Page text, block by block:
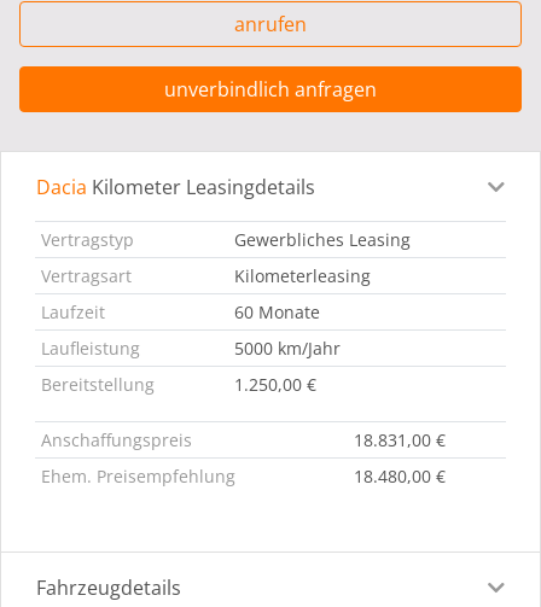
anrufen
unverbindlich anfragen
Leasingdetails Fahrzeugdetails
Dacia Kilometer Leasingdetails
Vertragstyp
Gewerbliches Leasing
Vertragsart
Kilometerleasing
Laufzeit
60 Monate
Laufleistung
5000 km/Jahr
Bereitstellung
1.250,00 €
Anschaffungspreis
18.831,00 €
Ehem. Preisempfehlung
18.480,00 €
Fahrzeugdetails